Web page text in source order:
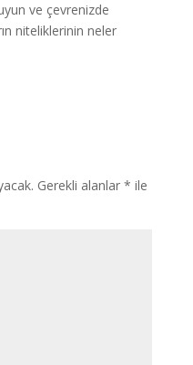
ve çevrenizde
niteliklerinin neler
Gerekli alanlar * ile